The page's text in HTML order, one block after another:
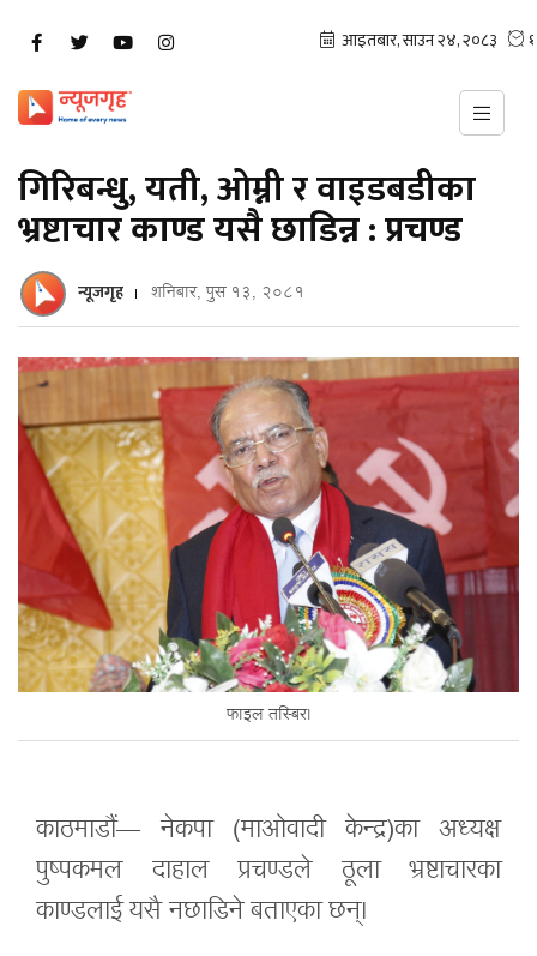
गिरिबन्धु, यती, ओम्नी र वाइडबडीका
भ्रष्टाचार काण्ड यसै छाडिन्न : प्रचण्ड
न्यूजगृह शनिबार, पुस १३, २०८१
फाइल तस्बिर।
काठमाडौं— नेकपा (माओवादी केन्द्र)का अध्यक्ष
पुष्पकमल दाहाल प्रचण्डले ठूला भ्रष्टाचारका
काण्डलाई यसै नछाडिने बताएका छन्।